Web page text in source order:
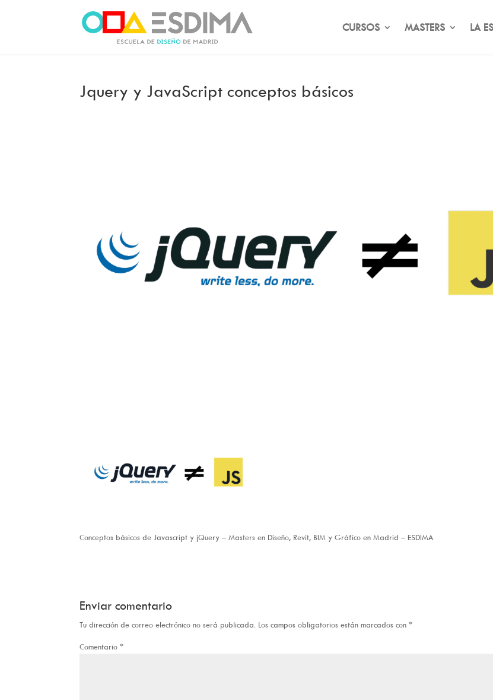
CURSOS MASTERS LA
Jquery y JavaScript conceptos básicos
Conceptos básicos de Javascript y jQuery – Masters en Diseño, Revit, BIM y Gráfico en Madrid – ESDIMA
Enviar comentario
Tu dirección de correo electrónico no será publicada. Los campos obligatorios están marcados con*
Comentario*